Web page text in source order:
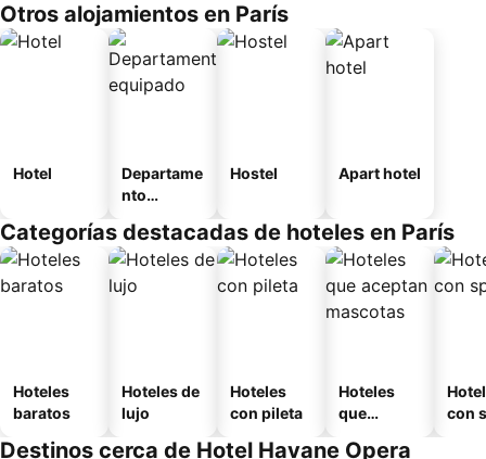
Otros alojamientos en París
Hotel
Departame
nto
Hostel Apart hotel
Categorías destacadas de hoteles en París
Hoteles
baratos
Hoteles de
lujo
Hoteles
con pileta
Hoteles
que
con
Destinos cerca de Hotel Havane Opera